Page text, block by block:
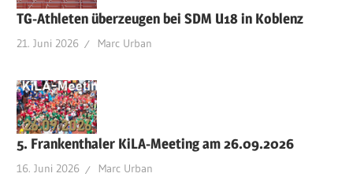
TG-Athleten überzeugen bei SDM U18 in Koblenz
21. Juni 2026 Marc Urban
5. Frankenthaler KiLA-Meeting am 26.09.2026
16. Juni 2026 Marc Urban